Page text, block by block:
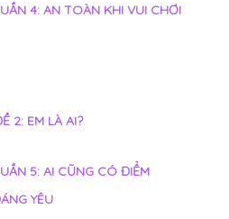
4: AN TOÀN KHI VUI CHƠI
2: EM LÀ AI?
5: AI CŨNG CÓ ĐIỂM
YÊU